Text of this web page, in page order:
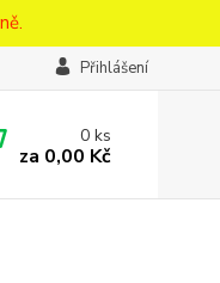
Přihlášení
0ks
za 0,00 Kč